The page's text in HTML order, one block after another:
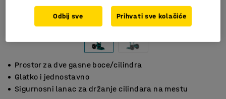
Prostor za dve gasne boce/cilindra
Glatko i jednostavno
Sigurnosni lanac za držanje cilindara na mestu
Odbij sve Prihvati sve kolačiće